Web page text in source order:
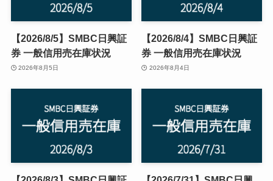
【2026/8/5】SMBC日興証
券 一般信用売在庫状況
2026年8月5日
【2026/8/4】SMBC日興証
券 一般信用売在庫状況
2026年8月4日